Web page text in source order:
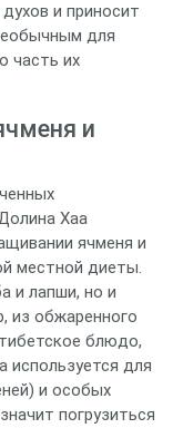
и приносит
для
часть их
и
Хаа
ячменя и
местной диеты.
и лапши, но и
из обжаренного
блюдо,
используется для
и особых
погрузиться